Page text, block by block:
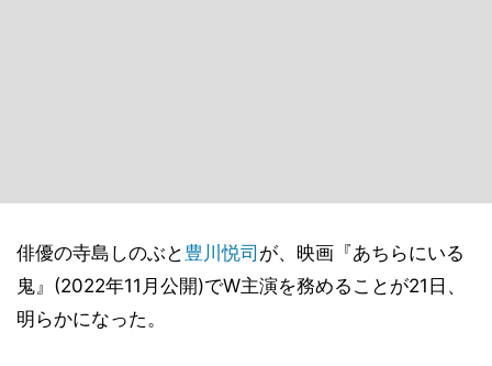
俳優の寺島しのぶと 豊川悦司 が、映画『あちらにいる
鬼』(2022年11月公開)でW主演を務めることが21日、
明らかになった。